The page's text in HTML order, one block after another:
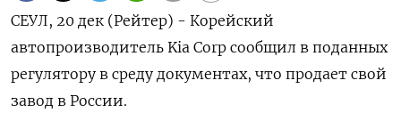
СЕУЛ, 20 дек (Рейтер) - Корейский
автопроизводитель Kia Corp сообщил в поданных
регулятору в среду документах, что продает свой
завод в России.